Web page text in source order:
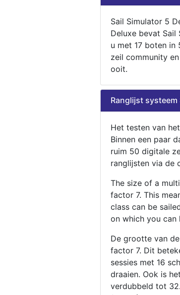
Sail Simulator 5
Deluxe bevat Sail
u met 17 boten in
zeil community
ooit.
Ranglijst systeem
Het testen van
Binnen een paar
ruim 50 digitale
ranglijsten via de
The size of a
factor 7. This
class can be
on which you can
De grootte van
factor 7. Dit
sessies met 16
draaien. Ook is
verdubbeld tot